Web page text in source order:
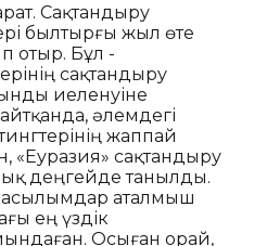
Сақтандыру
былтырғы жыл өте
отыр. Бұл -
сақтандыру
иеленуіне
әлемдегі
жаппай
«Еуразия» сақтандыру
деңгейде танылды.
аталмыш
ең үздік
Осыған орай,